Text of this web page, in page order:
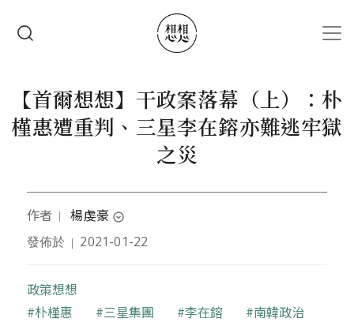
【首爾想想】干政案落幕（上）：朴
槿惠遭重判、三星李在鎔亦難逃牢獄
之災
作者 ｜ 楊虔豪 expand_circle_down
本文作者是駐韓獨立記者。自成大政治系畢業後，移
平台」(K-NEWS ONLINE)
評論給各合作媒體。
發佈於 ｜ 2021-01-22
政策想想
關鍵字
朴槿惠 三星集團 李在鎔
南韓政治